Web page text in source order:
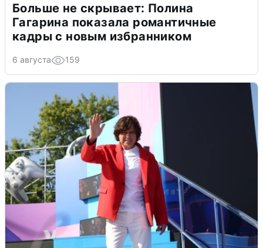
Больше не скрывает: Полина
Гагарина показала романтичные
кадры с новым избранником
6 августа 159